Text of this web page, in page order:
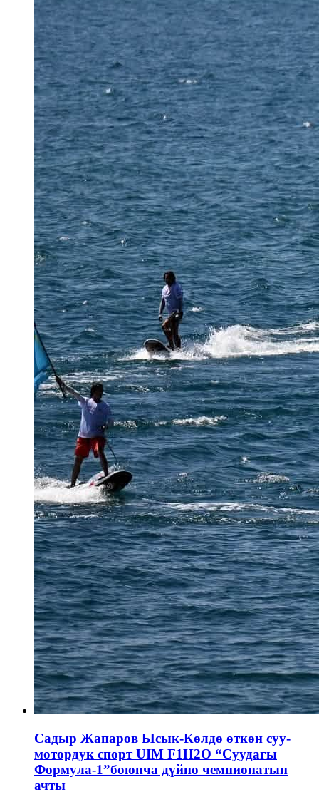
Садыр Жапаров Ысык-Көлдө өткөн суу-
мотордук спорт UIM F1H2O “Суудагы
Формула-1”боюнча дүйнө чемпионатын
ачты